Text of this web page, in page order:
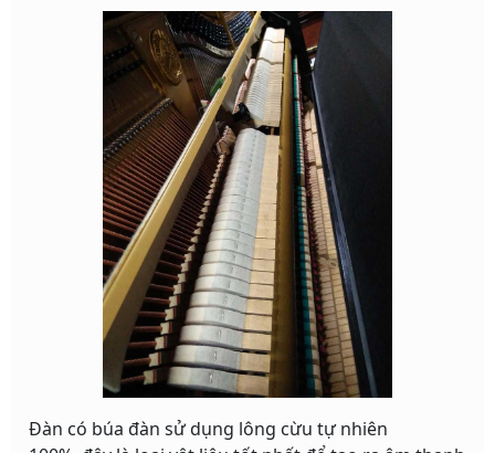
Đàn có búa đàn sử dụng lông cừu tự nhiên